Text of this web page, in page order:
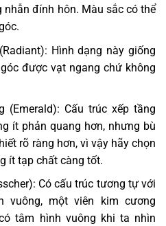
đính hôn. Màu sắc có thể
Hình dạng này giống
được vạt ngang chứ không
(Emerald): Cấu trúc xếp tầng
ít phản quang hơn, nhưng bù
rõ ràng hơn, vì vậy hãy chọn
ít tạp chất càng tốt.
Có cấu trúc tương tự với
vuông, một viên kim cương
tâm hình vuông khi ta nhìn